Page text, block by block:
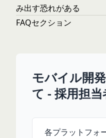
み出す恐れがある
FAQセクション
モバイル開
て - 採用担
各プラットフォ